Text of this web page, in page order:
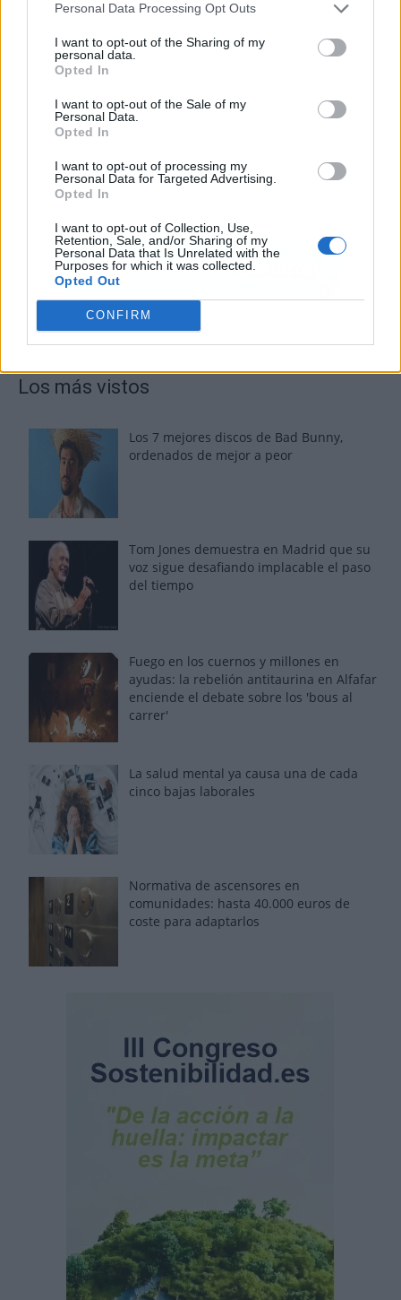
Personal Data Processing Opt Outs
I want to opt-out of the Sharing of my
personal data.
Opted In
I want to opt-out of the Sale of my
Personal Data.
Opted In
I want to opt-out of processing my
Personal Data for Targeted Advertising.
Opted In
I want to opt-out of Collection, Use,
Retention, Sale, and/or Sharing of my
Personal Data that Is Unrelated with the
Purposes for which it was collected.
Opted Out
CONFIRM
Los más vistos
Los 7 mejores discos de Bad Bunny,
ordenados de mejor a peor
Tom Jones demuestra en Madrid que su
voz sigue desafiando implacable el paso
del tiempo
Fuego en los cuernos y millones en
ayudas: la rebelión antitaurina en Alfafar
enciende el debate sobre los 'bous al
carrer'
La salud mental ya causa una de cada
cinco bajas laborales
Normativa de ascensores en
comunidades: hasta 40.000 euros de
coste para adaptarlos